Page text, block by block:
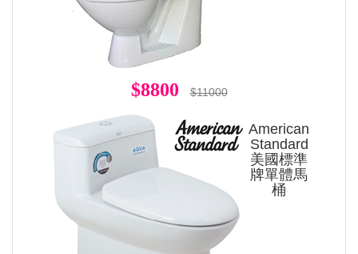
$8800 $11000
American
Standard
美國標準
牌單體馬
桶